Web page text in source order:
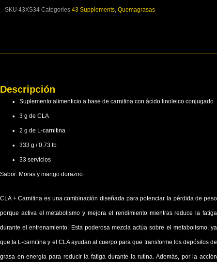
SKU 43XS34 Categories 43 Supplements Quemagrasas
Descripción
Suplemento alimenticio a base de carnitina con ácido linoleico conjugado
3 g de CLA
2 g de L-carnitina
333 g / 0.73 lb
33 servicios
Sabor: Moras y mango durazno
CLA + Carnitina es una combinación diseñada para potenciar la pérdida de peso
porque activa el metabolismo y mejora el rendimiento mientras reduce la fatiga
durante el entrenamiento. Esta poderosa mezcla actúa sobre el metabolismo, ya
que la L-carnitina y el CLA ayudan al cuerpo para que transforme los depósitos de
grasa en energía para reducir la fatiga durante la rutina. Además, por la acción